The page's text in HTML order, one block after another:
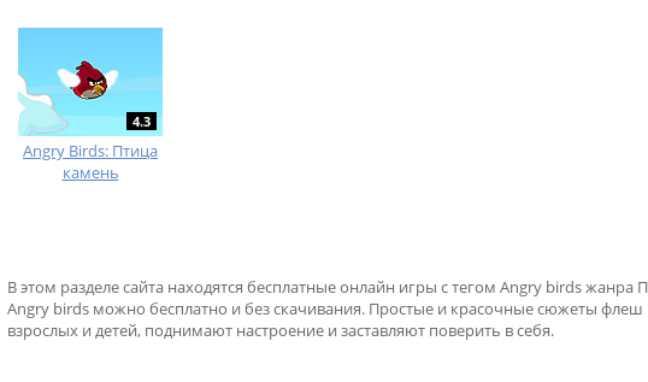
4.3
Angry Birds: Птица
камень
В этом разделе сайта находятся бесплатные онлайн игры с тегом Angry birds
Angry birds можно бесплатно и без скачивания. Простые и красочные сюжеты флеш
взрослых и детей, поднимают настроение и заставляют поверить в себя.